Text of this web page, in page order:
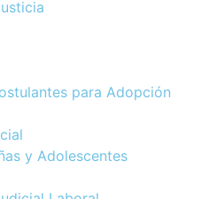
para Adopción
y Adolescentes